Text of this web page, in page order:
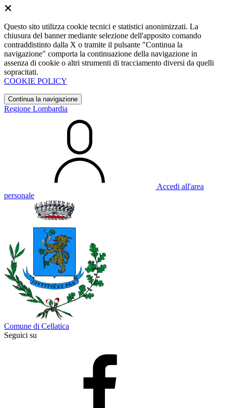
Questo sito utilizza cookie tecnici e statistici anonimizzati. La
chiusura del banner mediante selezione dell'apposito comando
contraddistinto dalla X o tramite il pulsante "Continua la
navigazione" comporta la continuazione della navigazione in
assenza di cookie o altri strumenti di tracciamento diversi da quelli
sopracitati.
COOKIE POLICY
Continua la navigazione
Regione Lombardia
Accedi all'area
personale
Comune di Cellatica
Seguici su